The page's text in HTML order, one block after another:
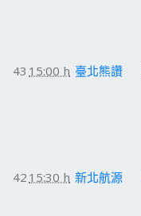
43 15:00 h 臺北熊讚
42 15:30 h 新北航源